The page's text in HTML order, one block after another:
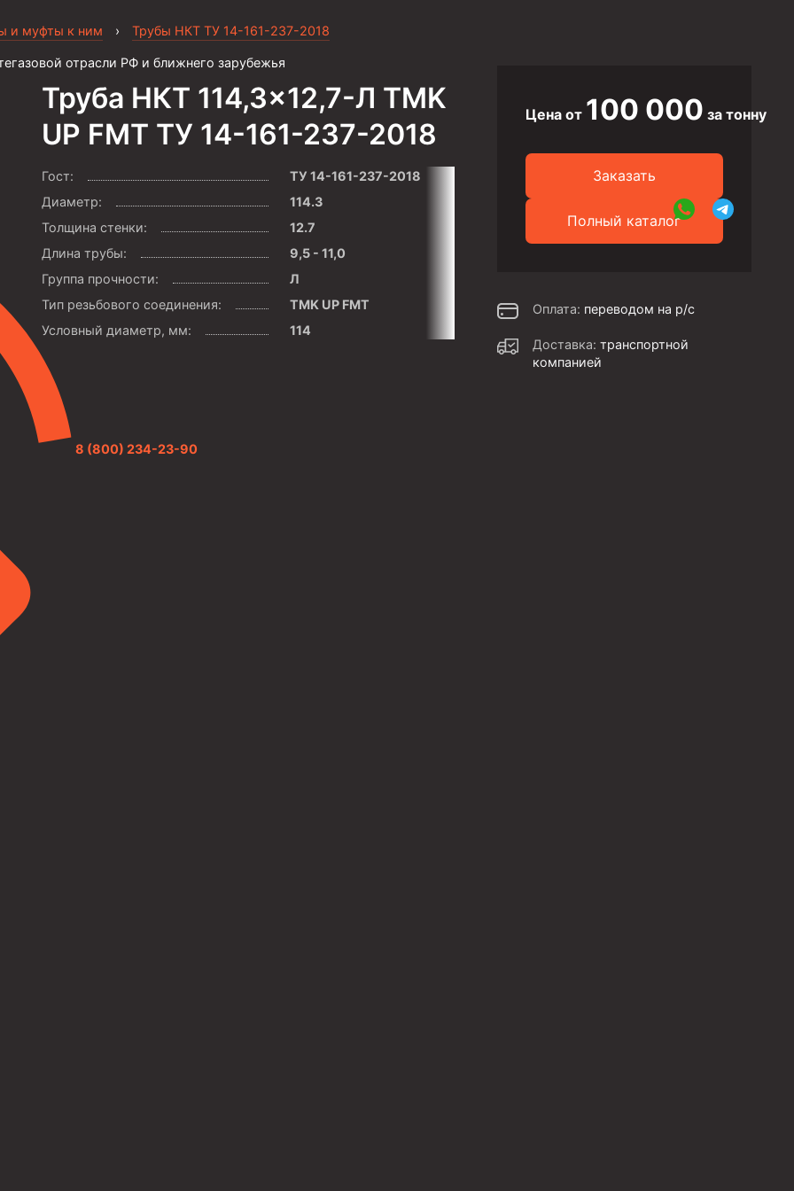
отрасли РФ и ближнего зарубежья
8 (800) 234-23-90
и муфты к ним › Трубы НКТ ТУ 14-161-237-2018
Труба НКТ 114,3×12,7-Л TMK
UP FMT ТУ 14-161-237-2018
Гост:
ТУ 14-161-237-2018
Диаметр:
114.3
Толщина стенки:
12.7
Длина трубы:
9,5 - 11,0
Группа прочности:
Л
Тип резьбового соединения:
TMK UP FMT
Условный диаметр, мм:
114
Цена от 100 000 за тонну
Заказать
Полный каталог
Оплата: переводом на р/с
Доставка: транспортной
компанией